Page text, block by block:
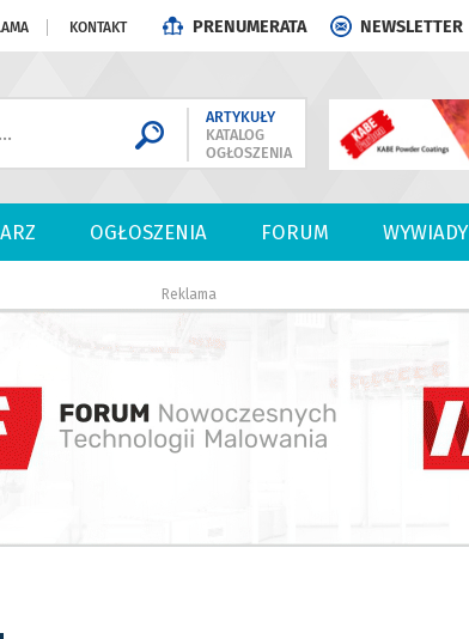
KONTAKT PRENUMERATA NEWSLETTER
ARTYKUŁY
KATALOG
OGŁOSZENIA
OGŁOSZENIA FORUM WYWIADY
Reklama